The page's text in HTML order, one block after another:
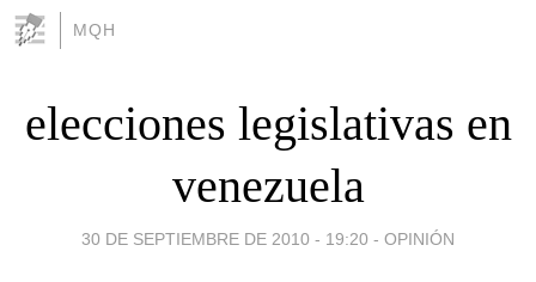
MQH
elecciones legislativas en
venezuela
30 DE SEPTIEMBRE DE 2010 - 19:20 - OPINIÓN